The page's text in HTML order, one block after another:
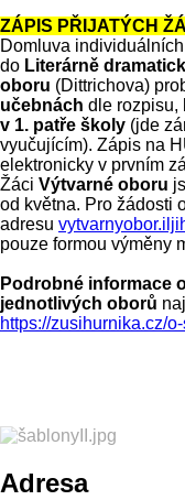
ZÁPIS PŘIJATÝCH
Domluva
do Literárně
oboru (Dittrichova)
učebnách dle rozpisu,
v 1. patře školy (jde
vyučujícím). Zápis na
elektronicky v prvním
Žáci Výtvarné oboru
od května. Pro žádosti
adresu
pouze formou výměny
Podrobné informace
jednotlivých oborů
https://zusihurnika.cz/
Adresa